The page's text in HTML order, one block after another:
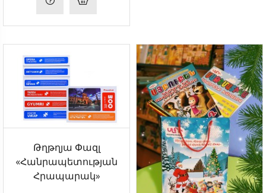
Թղթղյա Փազլ
«Հանրապետության
Հրապարակ»